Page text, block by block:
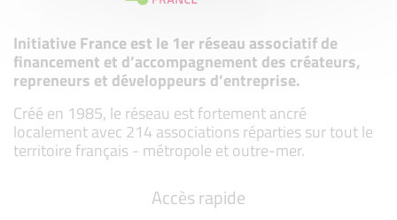
Initiative France est le 1er réseau associatif de
financement et d’accompagnement des créateurs,
repreneurs et développeurs d’entreprise.
Créé en 1985, le réseau est fortement ancré
localement avec 214 associations réparties sur tout le
territoire français - métropole et outre-mer.
Accès rapide